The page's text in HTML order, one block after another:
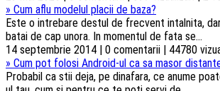
» Cum aflu modelul placii de baza?
Este o intrebare destul de frecvent intalnita,
batai de cap unora. In momentul de fata se...
14 septembrie 2014 | 0 comentarii | 44780
» Cum pot folosi Android-ul ca sa masor
Probabil ca stii deja, pe dinafara, ce anume